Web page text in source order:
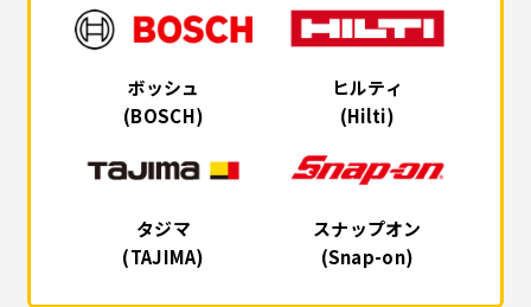
ボッシュ
(BOSCH)
ヒルティ
(Hilti)
タジマ
(TAJIMA)
スナップオン
(Snap-on)